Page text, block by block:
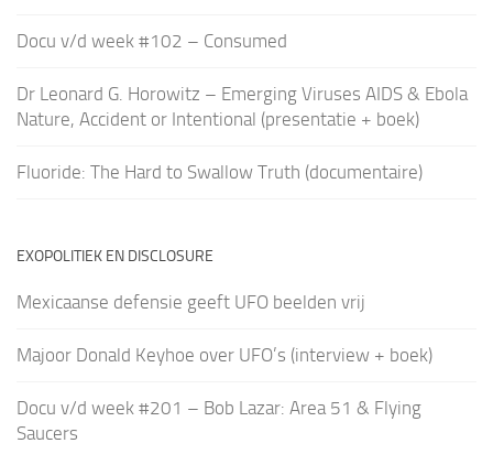
Docu v/d week #102 – Consumed
Dr Leonard G. Horowitz – Emerging Viruses AIDS & Ebola
Nature, Accident or Intentional (presentatie + boek)
Fluoride: The Hard to Swallow Truth (documentaire)
EXOPOLITIEK EN DISCLOSURE
Mexicaanse defensie geeft UFO beelden vrij
Majoor Donald Keyhoe over UFO’s (interview + boek)
Docu v/d week #201 – Bob Lazar: Area 51 & Flying
Saucers